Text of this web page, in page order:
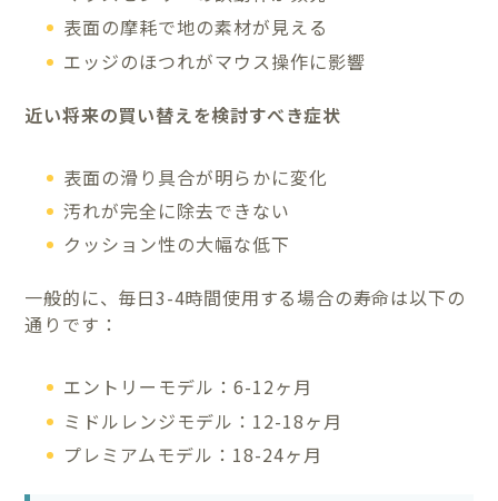
表面の摩耗で地の素材が見える
エッジのほつれがマウス操作に影響
近い将来の買い替えを検討すべき症状
表面の滑り具合が明らかに変化
汚れが完全に除去できない
クッション性の大幅な低下
一般的に、毎日3-4時間使用する場合の寿命は以下の
通りです：
エントリーモデル：6-12ヶ月
ミドルレンジモデル：12-18ヶ月
プレミアムモデル：18-24ヶ月